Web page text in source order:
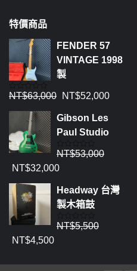
特價商品
FENDER 57
VINTAGE 1998
製
評
0
5
NT$63,000 NT$52,000
Gibson Les
Paul Studio
評
0
5
NT$53,000
NT$32,000
Headway 台灣
製木箱鼓
評
NT$5,500
NT$4,500